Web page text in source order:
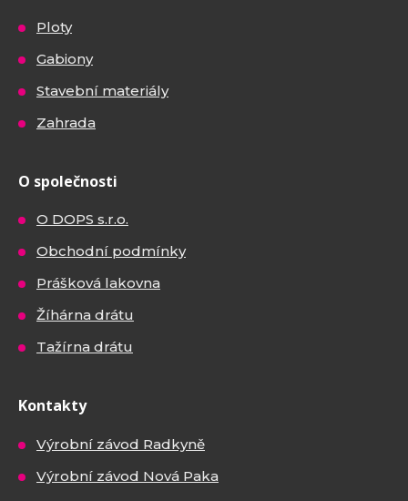
Ploty
Gabiony
Stavební materiály
Zahrada
O společnosti
O DOPS s.r.o.
Obchodní podmínky
Prášková lakovna
Žíhárna drátu
Tažírna drátu
Kontakty
Výrobní závod Radkyně
Výrobní závod Nová Paka